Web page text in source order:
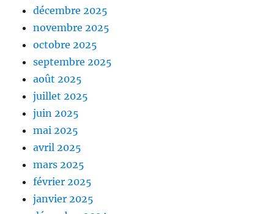
décembre 2025
novembre 2025
octobre 2025
septembre 2025
août 2025
juillet 2025
juin 2025
mai 2025
avril 2025
mars 2025
février 2025
janvier 2025